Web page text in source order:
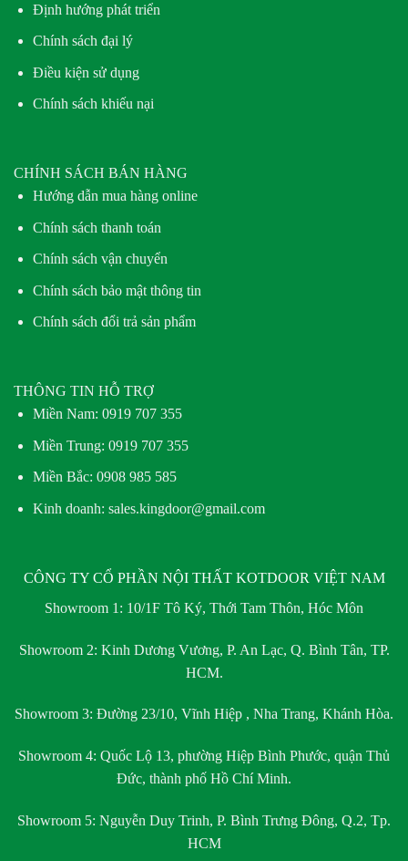
Định hướng phát triển
Chính sách đại lý
Điều kiện sử dụng
Chính sách khiếu nại
CHÍNH SÁCH BÁN HÀNG
Hướng dẫn mua hàng online
Chính sách thanh toán
Chính sách vận chuyển
Chính sách bảo mật thông tin
Chính sách đổi trả sản phẩm
THÔNG TIN HỖ TRỢ
Miền Nam: 0919 707 355
Miền Trung: 0919 707 355
Miền Bắc: 0908 985 585
Kinh doanh: sales.kingdoor@gmail.com
CÔNG TY CỔ PHẦN NỘI THẤT KOTDOOR VIỆT NAM
Showroom 1: 10/1F Tô Ký, Thới Tam Thôn, Hóc Môn
Showroom 2: Kinh Dương Vương, P. An Lạc, Q. Bình Tân, TP.
HCM.
Showroom 3: Đường 23/10, Vĩnh Hiệp , Nha Trang, Khánh Hòa.
Showroom 4: Quốc Lộ 13, phường Hiệp Bình Phước, quận Thủ
Đức, thành phố Hồ Chí Minh.
Showroom 5: Nguyễn Duy Trinh, P. Bình Trưng Đông, Q.2, Tp.
HCM